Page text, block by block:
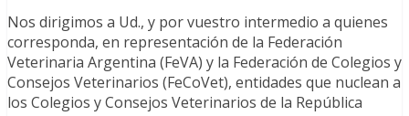
Nos dirigimos a Ud., y por vuestro intermedio a quienes
corresponda, en representación de la Federación
Veterinaria Argentina (FeVA) y la Federación de Colegios y
Consejos Veterinarios (FeCoVet), entidades que nuclean a
los Colegios y Consejos Veterinarios de la República